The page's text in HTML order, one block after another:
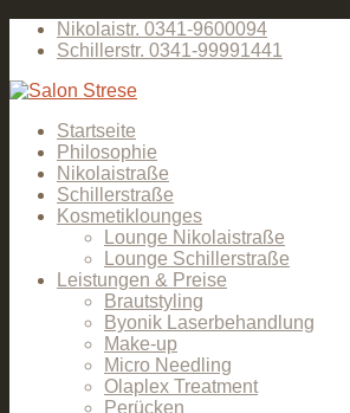
Nikolaistr. 0341-9600094
Schillerstr. 0341-99991441
Startseite
Philosophie
Nikolaistraße
Schillerstraße
Kosmetiklounges
Lounge Nikolaistraße
Lounge Schillerstraße
Leistungen & Preise
Brautstyling
Byonik Laserbehandlung
Make-up
Micro Needling
Olaplex Treatment
Perücken